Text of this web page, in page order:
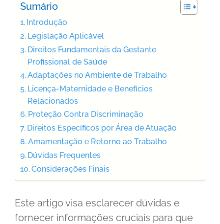
Sumário
Introdução
Legislação Aplicável
Direitos Fundamentais da Gestante
Profissional de Saúde
Adaptações no Ambiente de Trabalho
Licença-Maternidade e Benefícios
Relacionados
Proteção Contra Discriminação
Direitos Específicos por Área de Atuação
Amamentação e Retorno ao Trabalho
Dúvidas Frequentes
Considerações Finais
Este artigo visa esclarecer dúvidas e
fornecer informações cruciais para que